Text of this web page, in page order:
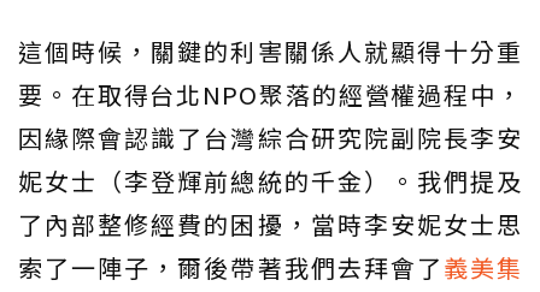
這個時候，關鍵的利害關係人就顯得十分重
要。在取得台北NPO聚落的經營權過程中，
因緣際會認識了台灣綜合研究院副院長李安
妮女士（李登輝前總統的千金）。我們提及
了內部整修經費的困擾，當時李安妮女士思
索了一陣子，爾後帶著我們去拜會了義美集